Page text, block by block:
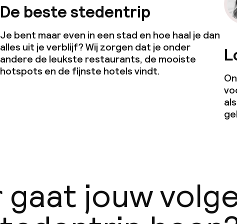
De beste stedentrip
Je bent maar even in een stad en hoe haal je dan
alles uit je verblijf? Wij zorgen dat je onder
andere de leukste restaurants, de mooiste
hotspots en de fijnste hotels vindt.
gaat jouw